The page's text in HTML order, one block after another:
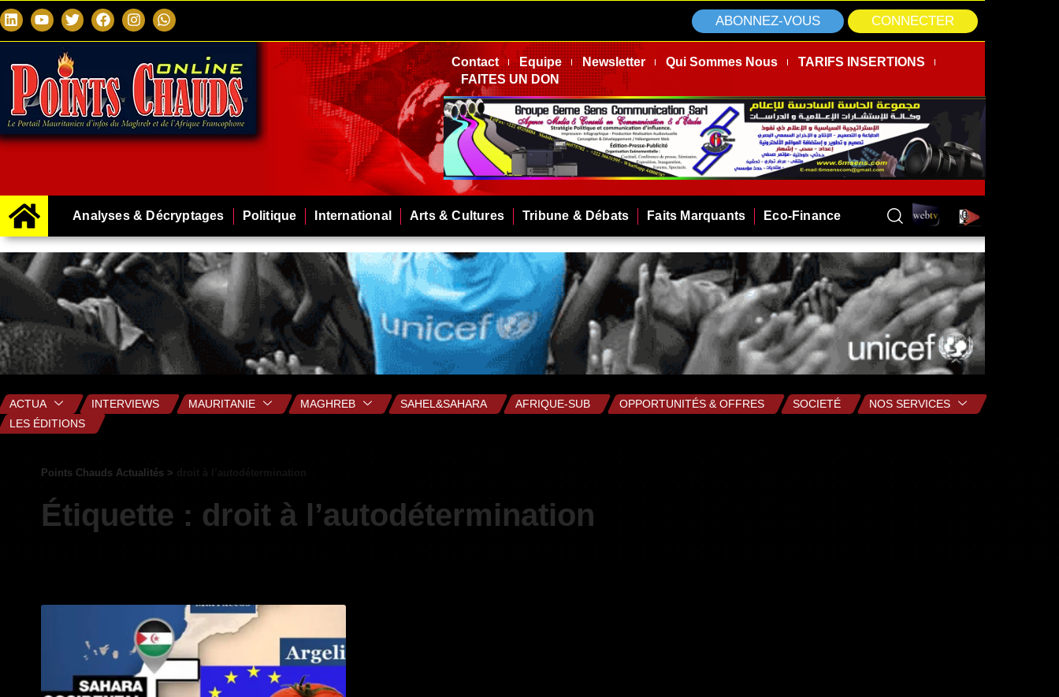
ABONNEZ-VOUS CONNECTER
Contact Equipe Newsletter Qui Sommes Nous
TARIFS INSERTIONS
FAITES UN DON
Analyses & Décryptages Politique International Arts & Cultures Tribune & Débats Faits Marquants Eco-Finance
ACTUA INTERVIEWS MAURITANIE MAGHREB SAHEL&SAHARA AFRIQUE-SUB OPPORTUNITÉS & OFFRES SOCIETÉ
NOS SERVICES
LES ÉDITIONS
Points Chauds Actualités >
Étiquette : droit à l’autodétermination